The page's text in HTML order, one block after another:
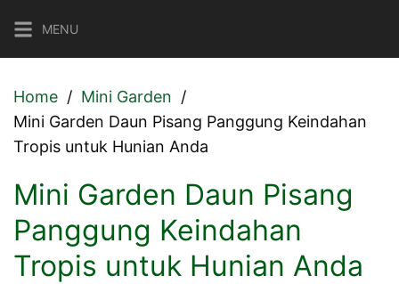
to
MENU
Home
Mini Garden
Mini Garden Daun Pisang Panggung Keindahan
Tropis untuk Hunian Anda
Mini Garden Daun Pisang
Panggung Keindahan
Tropis untuk Hunian Anda